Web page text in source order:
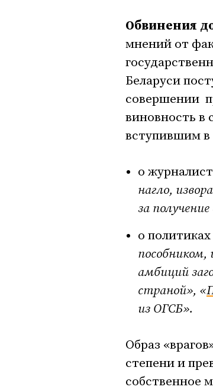
Обвинения
мнений от
Беларуси
совершении
виновность в
вступившим в
о
нагло,
за
о
пособником,
амбиций
страной», «
из ОГСБ».
Образ
степени и
собственное